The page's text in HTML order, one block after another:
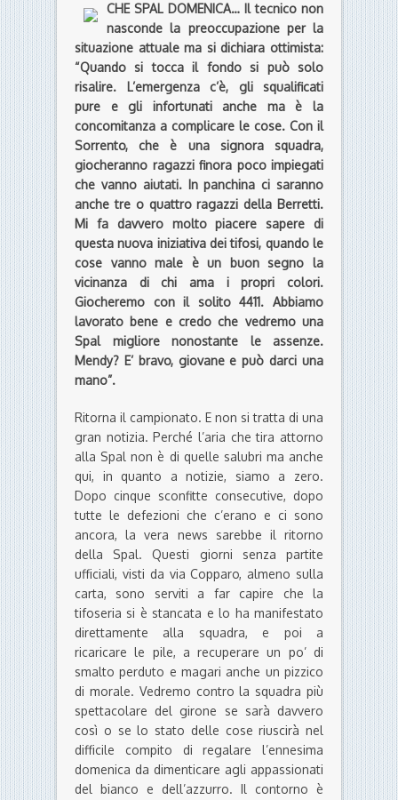
CHE SPAL DOMENICA… Il tecnico non
nasconde la preoccupazione per la
situazione attuale ma si dichiara ottimista:
“Quando si tocca il fondo si può solo
risalire. L’emergenza c’è, gli squalificati
pure e gli infortunati anche ma è la
concomitanza a complicare le cose. Con il
Sorrento, che è una signora squadra,
giocheranno ragazzi finora poco impiegati
che vanno aiutati. In panchina ci saranno
anche tre o quattro ragazzi della Berretti.
Mi fa davvero molto piacere sapere di
questa nuova iniziativa dei tifosi, quando le
cose vanno male è un buon segno la
vicinanza di chi ama i propri colori.
Giocheremo con il solito 4411. Abbiamo
lavorato bene e credo che vedremo una
Spal migliore nonostante le assenze.
Mendy? E’ bravo, giovane e può darci una
mano”.
Ritorna il campionato. E non si tratta di una
gran notizia. Perché l’aria che tira attorno
alla Spal non è di quelle salubri ma anche
qui, in quanto a notizie, siamo a zero.
Dopo cinque sconfitte consecutive, dopo
tutte le defezioni che c’erano e ci sono
ancora, la vera news sarebbe il ritorno
della Spal. Questi giorni senza partite
ufficiali, visti da via Copparo, almeno sulla
carta, sono serviti a far capire che la
tifoseria si è stancata e lo ha manifestato
direttamente alla squadra, e poi a
ricaricare le pile, a recuperare un po’ di
smalto perduto e magari anche un pizzico
di morale. Vedremo contro la squadra più
spettacolare del girone se sarà davvero
così o se lo stato delle cose riuscirà nel
difficile compito di regalare l’ennesima
domenica da dimenticare agli appassionati
del bianco e dell’azzurro. Il contorno è